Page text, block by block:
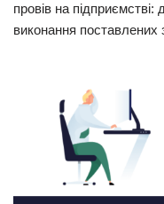
провів на підприємстві:
виконання поставлених